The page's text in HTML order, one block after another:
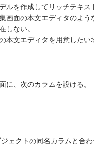
ルを作成してリッチテキス
画面の本文エディタのよう
しない。
本文エディタを用意したい
に、次のカラムを設ける。
ェクトの同名カラムと合わ